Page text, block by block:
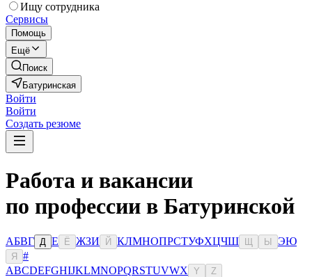
Ищу сотрудника
Сервисы
Помощь
Ещё
Поиск
Батуринская
Войти
Войти
Создать резюме
Работа и вакансии
по профессии в Батуринской
АБВГ Д Е Ё ЖЗИ Й КЛМНОПРСТУФХЦЧШ Ы ЭЮ
Я
#
ABCDEFGHIJKLMNOPQRSTUVWX Y Z